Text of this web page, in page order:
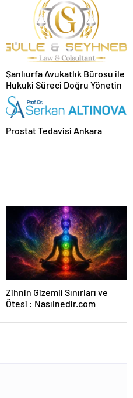
Şanlıurfa Avukatlık Bürosu ile
Hukuki Süreci Doğru Yönetin
Prostat Tedavisi Ankara
Zihnin Gizemli Sınırları ve
Ötesi : Nasılnedir.com